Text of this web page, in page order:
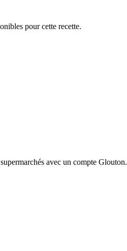
pour cette recette.
avec un compte Glouton.